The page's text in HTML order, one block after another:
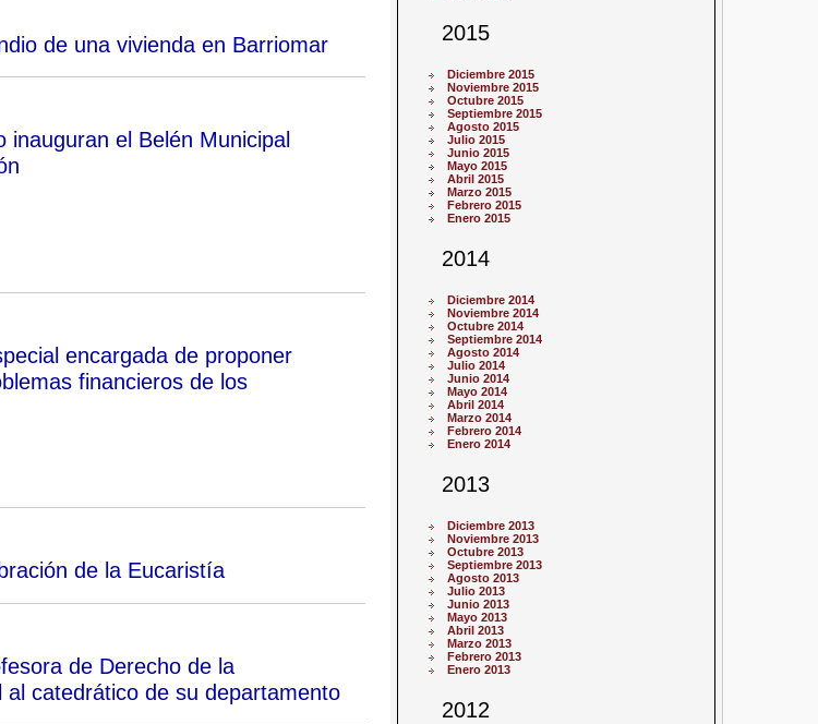
de una vivienda en Barriomar
inauguran el Belén Municipal
encargada de proponer
financieros de los
de la Eucaristía
de Derecho de la
catedrático de su departamento
2015
Diciembre 2015
Noviembre 2015
Octubre 2015
Septiembre 2015
Agosto 2015
Julio 2015
Junio 2015
Mayo 2015
Abril 2015
Marzo 2015
Febrero 2015
Enero 2015
2014
Diciembre 2014
Noviembre 2014
Octubre 2014
Septiembre 2014
Agosto 2014
Julio 2014
Junio 2014
Mayo 2014
Abril 2014
Marzo 2014
Febrero 2014
Enero 2014
2013
Diciembre 2013
Noviembre 2013
Octubre 2013
Septiembre 2013
Agosto 2013
Julio 2013
Junio 2013
Mayo 2013
Abril 2013
Marzo 2013
Febrero 2013
Enero 2013
2012